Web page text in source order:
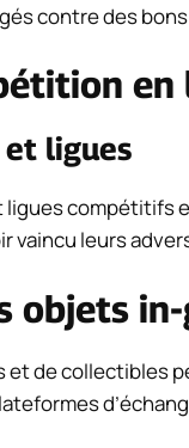
contre des bons
en
ligues
compétitifs
vaincu leurs
objets
et de collectibles